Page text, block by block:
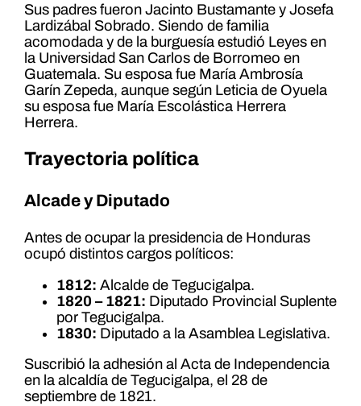
Sus padres fueron Jacinto Bustamante y Josefa
Lardizábal Sobrado. Siendo de familia
acomodada y de la burguesía estudió Leyes en
la Universidad San Carlos de Borromeo en
Guatemala. Su esposa fue María Ambrosía
Garín Zepeda, aunque según Leticia de Oyuela
su esposa fue María Escolástica Herrera
Herrera.
Trayectoria política
Alcade y Diputado
Antes de ocupar la presidencia de Honduras
ocupó distintos cargos políticos:
1812: Alcalde de Tegucigalpa.
1820 – 1821: Diputado Provincial Suplente
por Tegucigalpa.
1830: Diputado a la Asamblea Legislativa.
Suscribió la adhesión al Acta de Independencia
en la alcaldía de Tegucigalpa, el 28 de
septiembre de 1821.